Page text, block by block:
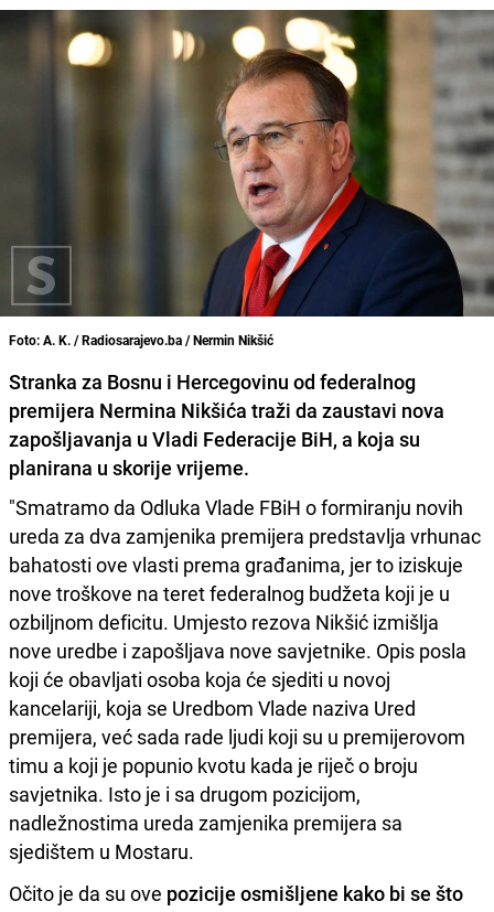
Foto: A. K. / Radiosarajevo.ba / Nermin Nikšić
Stranka za Bosnu i Hercegovinu od federalnog
premijera Nermina Nikšića traži da zaustavi nova
zapošljavanja u Vladi Federacije BiH, a koja su
planirana u skorije vrijeme.
"Smatramo da Odluka Vlade FBiH o formiranju novih
ureda za dva zamjenika premijera predstavlja vrhunac
bahatosti ove vlasti prema građanima, jer to iziskuje
nove troškove na teret federalnog budžeta koji je u
ozbiljnom deficitu. Umjesto rezova Nikšić izmišlja
nove uredbe i zapošljava nove savjetnike. Opis posla
koji će obavljati osoba koja će sjediti u novoj
kancelariji, koja se Uredbom Vlade naziva Ured
premijera, već sada rade ljudi koji su u premijerovom
timu a koji je popunio kvotu kada je riječ o broju
savjetnika. Isto je i sa drugom pozicijom,
nadležnostima ureda zamjenika premijera sa
sjedištem u Mostaru.
Očito je da su ove pozicije osmišljene kako bi se što